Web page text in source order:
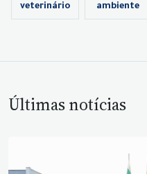
veterinário
ambiente
Últimas notícias